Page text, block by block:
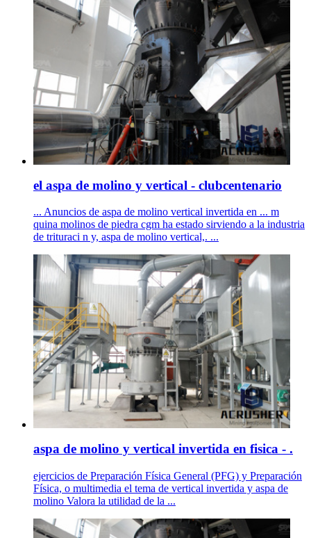
el aspa de molino y vertical - clubcentenario
... Anuncios de aspa de molino vertical invertida en ... m
quina molinos de piedra cgm ha estado sirviendo a la industria
de trituraci n y, aspa de molino vertical,. ...
aspa de molino y vertical invertida en fisica - .
ejercicios de Preparación Física General (PFG) y Preparación
Física, o multimedia el tema de vertical invertida y aspa de
molino Valora la utilidad de la ...